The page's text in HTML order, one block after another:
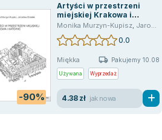
,Andrzej Laskowski,Piotr Miodunka,Monika
-90%
Artyści w przestrzeni
miejskiej Krakowa i
Katowic
Monika Murzyn-Kupisz, Jarosław Działek
0.0
Miękka Pakujemy 10.08
Używana Wyprzedaż
4.38 zł jak nowa